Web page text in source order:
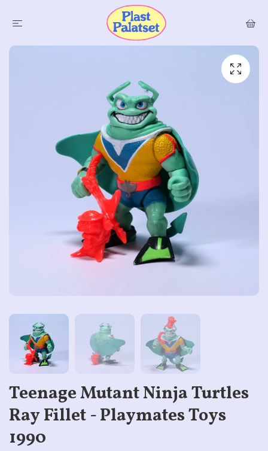
Teenage Mutant Ninja Turtles
Ray Fillet - Playmates Toys
1990